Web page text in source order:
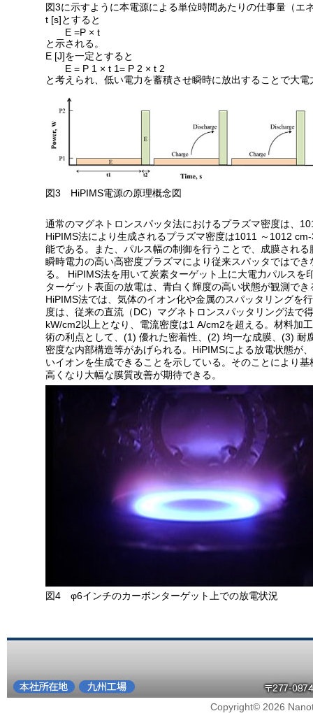
図3に示すように本電源による単位時間あたりの仕事量（エ
t [s]とすると
E =P × t
と示される。
E [J]を一定とすると
E = P 1 × t 1= P 2 × t 2
と考えられ、低い電力を蓄積させ瞬時に放出することで大
図3 HiPIMS電源の原理概念図
通常のマグネトロンスパッタ法におけるプラズマ密度は、
HiPIMS法により生成されるプラズマ密度は1011 ～1012
能である。また、パルス幅の制御を行うことで、成膜され
瞬時電力の高い高密度プラズマにより従来スパッタではで
る。 HiPIMS法を用いて炭素ターゲット上に大電力パルスを
ターゲット表面の放電は、青白く輝度の高い状態が観測でき
HiPIMS法では、気体のイオン化や金属のスパッタリングを
度は、従来の直流（DC）マグネトロンスパッタリング法で
kW/cm2以上となり、電流密度は1 A/cm2を超える。材料加
術の利点として、(1) 優れた密着性、(2) 均一な成膜、(3) 耐
密度な内部構造等があげられる。HiPIMSによる放電状態が
いイオンを生成できることを示している。そのことにより
高くなり大幅な膜質改善が期待できる。
図4 φ6インチのカーボンターゲット上での放電状況
Copyright© 2026